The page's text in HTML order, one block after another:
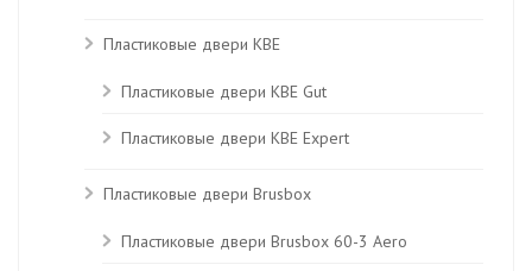
Пластиковые двери KBE
Пластиковые двери КВЕ Gut
Пластиковые двери КВЕ Expert
Пластиковые двери Brusbox
Пластиковые двери Brusbox 60-3 Aero